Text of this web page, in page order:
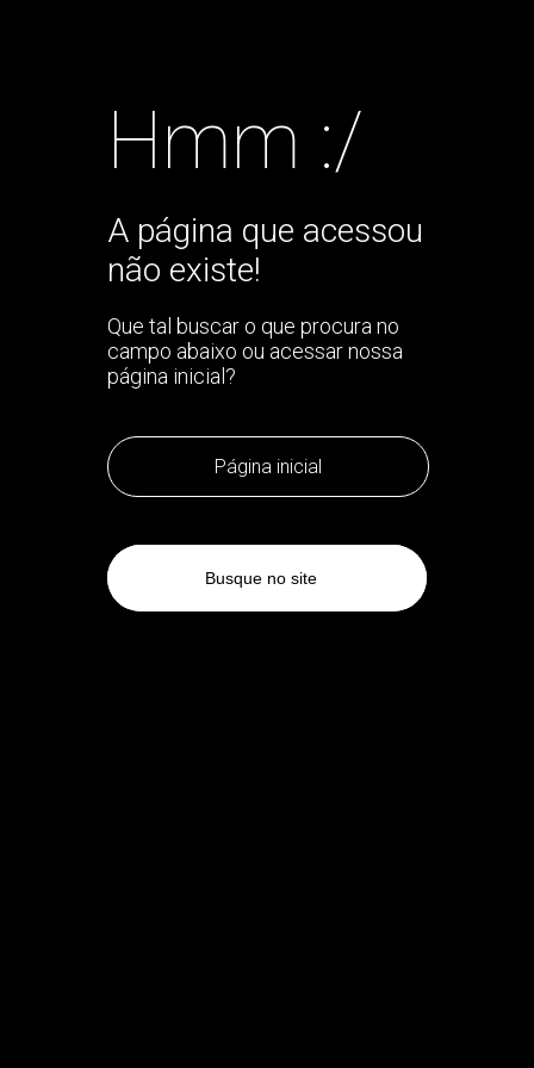
Hmm :/
A página que acessou
não existe!
Que tal buscar o que procura no
campo abaixo ou acessar nossa
página inicial?
Página inicial